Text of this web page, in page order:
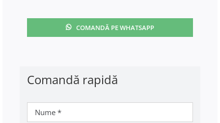
COMANDĂ PE WHATSAPP
Comandă rapidă